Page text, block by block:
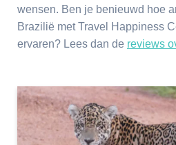
wensen. Ben je benieuwd hoe
Brazilië met Travel Happiness
ervaren? Lees dan de reviews